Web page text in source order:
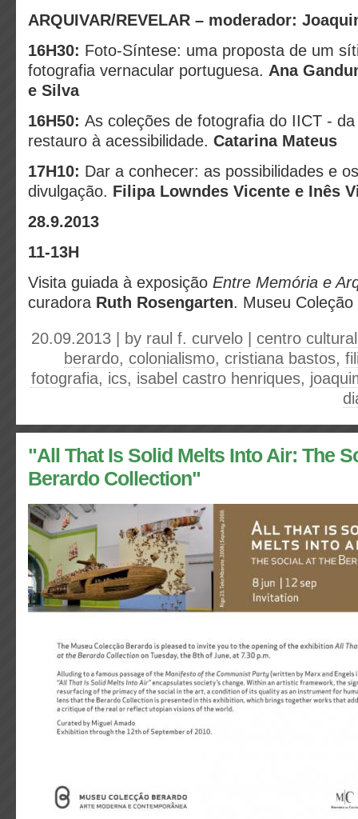
ARQUIVAR/REVELAR – moderador:
16H30: Foto-Síntese: uma proposta de um
fotografia vernacular portuguesa. Ana
e Silva
16H50: As coleções de fotografia do IICT -
restauro à acessibilidade. Catarina Mateus
17H10: Dar a conhecer: as possibilidades e
divulgação. Filipa Lowndes Vicente e Inês
28.9.2013
11-13H
Visita guiada à exposição Entre Memória e
curadora Ruth Rosengarten. Museu
20.09.2013 | by raul f. curvelo
centro
berardo, colonialismo, cristiana bastos,
fotografia, ics, isabel castro henriques,
"All That Is Solid Melts Into Air: The
Berardo Collection"